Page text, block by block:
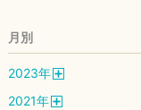
月別
2023年
2021年